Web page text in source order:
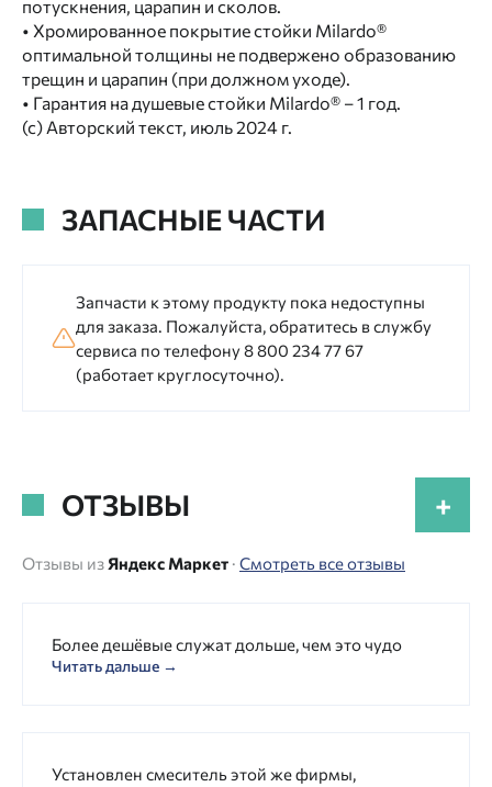
потускнения, царапин и сколов.
• Хромированное покрытие стойки Milardo®
оптимальной толщины не подвержено образованию
трещин и царапин (при должном уходе).
• Гарантия на душевые стойки Milardo® – 1 год.
(с) Авторский текст, июль 2024 г.
ЗАПАСНЫЕ ЧАСТИ
Запчасти к этому продукту пока недоступны
для заказа. Пожалуйста, обратитесь в службу
сервиса по телефону 8 800 234 77 67
(работает круглосуточно).
ОТЗЫВЫ +
Отзывы из Яндекс Маркет · Смотреть все отзывы
Более дешёвые служат дольше, чем это чудо
Читать дальше →
Установлен смеситель этой же фирмы,